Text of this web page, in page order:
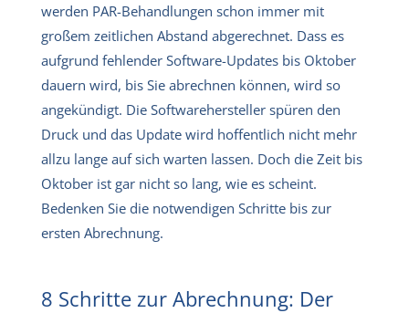
werden PAR-Behandlungen schon immer mit
großem zeitlichen Abstand abgerechnet. Dass es
aufgrund fehlender Software-Updates bis Oktober
dauern wird, bis Sie abrechnen können, wird so
angekündigt. Die Softwarehersteller spüren den
Druck und das Update wird hoffentlich nicht mehr
allzu lange auf sich warten lassen. Doch die Zeit bis
Oktober ist gar nicht so lang, wie es scheint.
Bedenken Sie die notwendigen Schritte bis zur
ersten Abrechnung.
8 Schritte zur Abrechnung: Der